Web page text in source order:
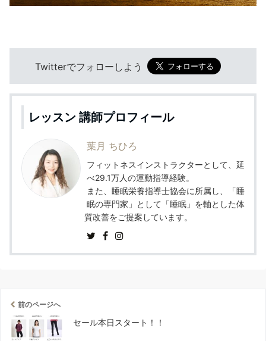
Twitterでフォローしよう
レッスン 講師プロフィール
葉月 ちひろ
フィットネスインストラクターとして、延
べ29.1万人の運動指導経験。
また、睡眠栄養指導士協会に所属し、「睡
眠の専門家」として「睡眠」を軸とした体
質改善をご提案しています。
前のページへ
セール本日スタート！！